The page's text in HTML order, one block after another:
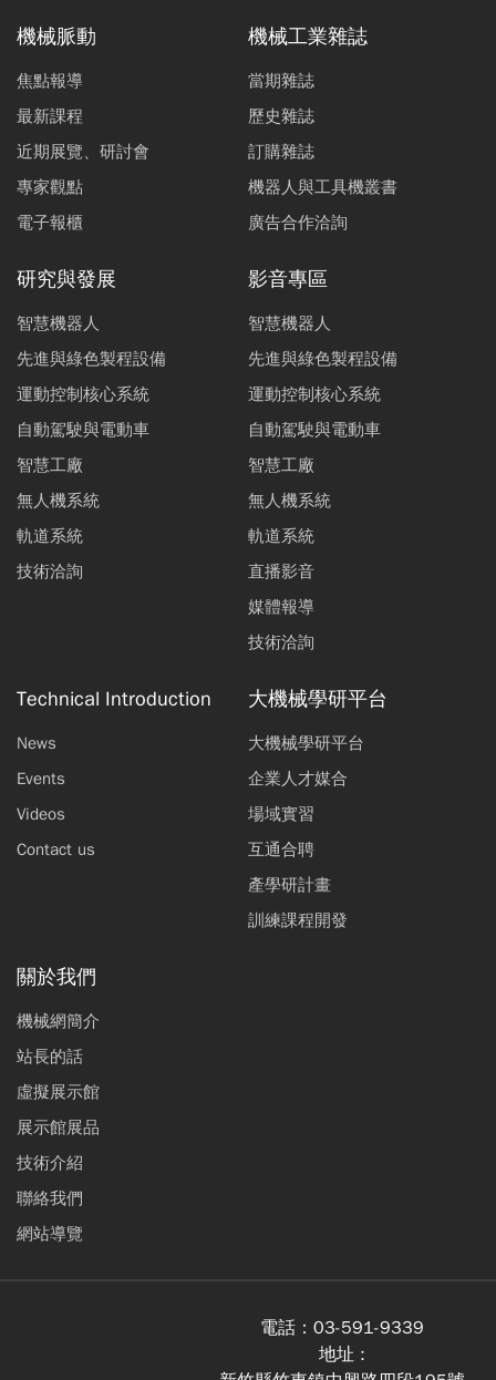
機械脈動
焦點報導
最新課程
近期展覽、研討會
專家觀點
電子報櫃
機械工業雜誌
當期雜誌
歷史雜誌
訂購雜誌
機器人與工具機叢書
廣告合作洽詢
研究與發展
智慧機器人
先進與綠色製程設備
運動控制核心系統
自動駕駛與電動車
智慧工廠
無人機系統
軌道系統
技術洽詢
影音專區
智慧機器人
先進與綠色製程設備
運動控制核心系統
自動駕駛與電動車
智慧工廠
無人機系統
軌道系統
直播影音
媒體報導
技術洽詢
Technical Introduction
News
Events
Videos
Contact us
大機械學研平台
大機械學研平台
企業人才媒合
場域實習
互通合聘
產學研計畫
訓練課程開發
關於我們
機械網簡介
站長的話
虛擬展示館
展示館展品
技術介紹
聯絡我們
網站導覽
電話： 03-591-9339
地址 :